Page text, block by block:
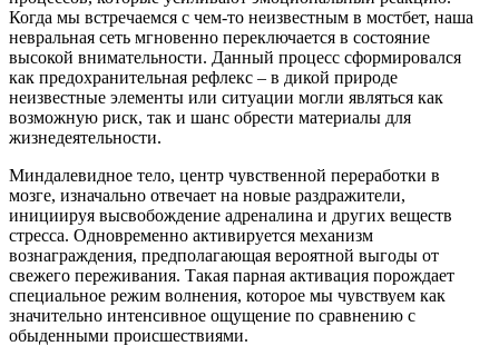
Когда мы встречаемся с чем-то неизвестным в мостбет, наша
невральная сеть мгновенно переключается в состояние
высокой внимательности. Данный процесс сформировался
как предохранительная рефлекс – в дикой природе
неизвестные элементы или ситуации могли являться как
возможную риск, так и шанс обрести материалы для
жизнедеятельности.
Миндалевидное тело, центр чувственной переработки в
мозге, изначально отвечает на новые раздражители,
инициируя высвобождение адреналина и других веществ
стресса. Одновременно активируется механизм
вознаграждения, предполагающая вероятной выгоды от
свежего переживания. Такая парная активация порождает
специальное режим волнения, которое мы чувствуем как
значительно интенсивное ощущение по сравнению с
обыденными происшествиями.